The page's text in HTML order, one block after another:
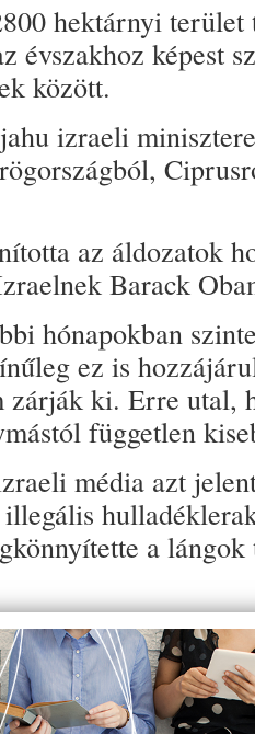
hektárnyi
évszakhoz képest
között.
izraeli
az áldozatok
Barack
hónapokban
ez is
zárják ki. Erre utal,
független
média azt
a lángok